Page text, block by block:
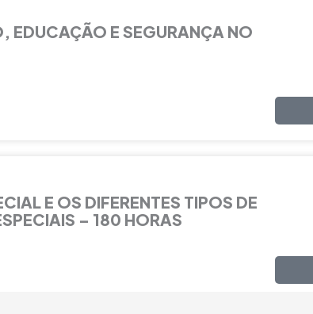
EDUCAÇÃO E SEGURANÇA NO
E OS DIFERENTES TIPOS DE
– 180 HORAS